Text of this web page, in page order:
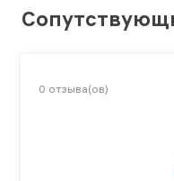
0 отзыва(ов)